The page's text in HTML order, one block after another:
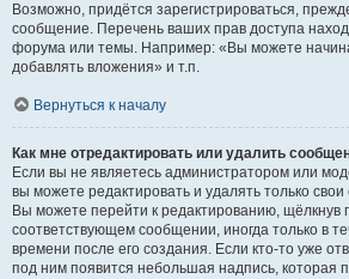
Возможно, придётся зарегистрироваться,
сообщение. Перечень ваших прав доступа
форума или темы. Например: «Вы можете
добавлять вложения» и т.п.
Вернуться к началу
Как мне отредактировать или удалить
Если вы не являетесь администратором или
вы можете редактировать и удалять только
Вы можете перейти к редактированию, щёлкнув
соответствующем сообщении, иногда только в
времени после его создания. Если кто-то уже
под ним появится небольшая надпись, которая